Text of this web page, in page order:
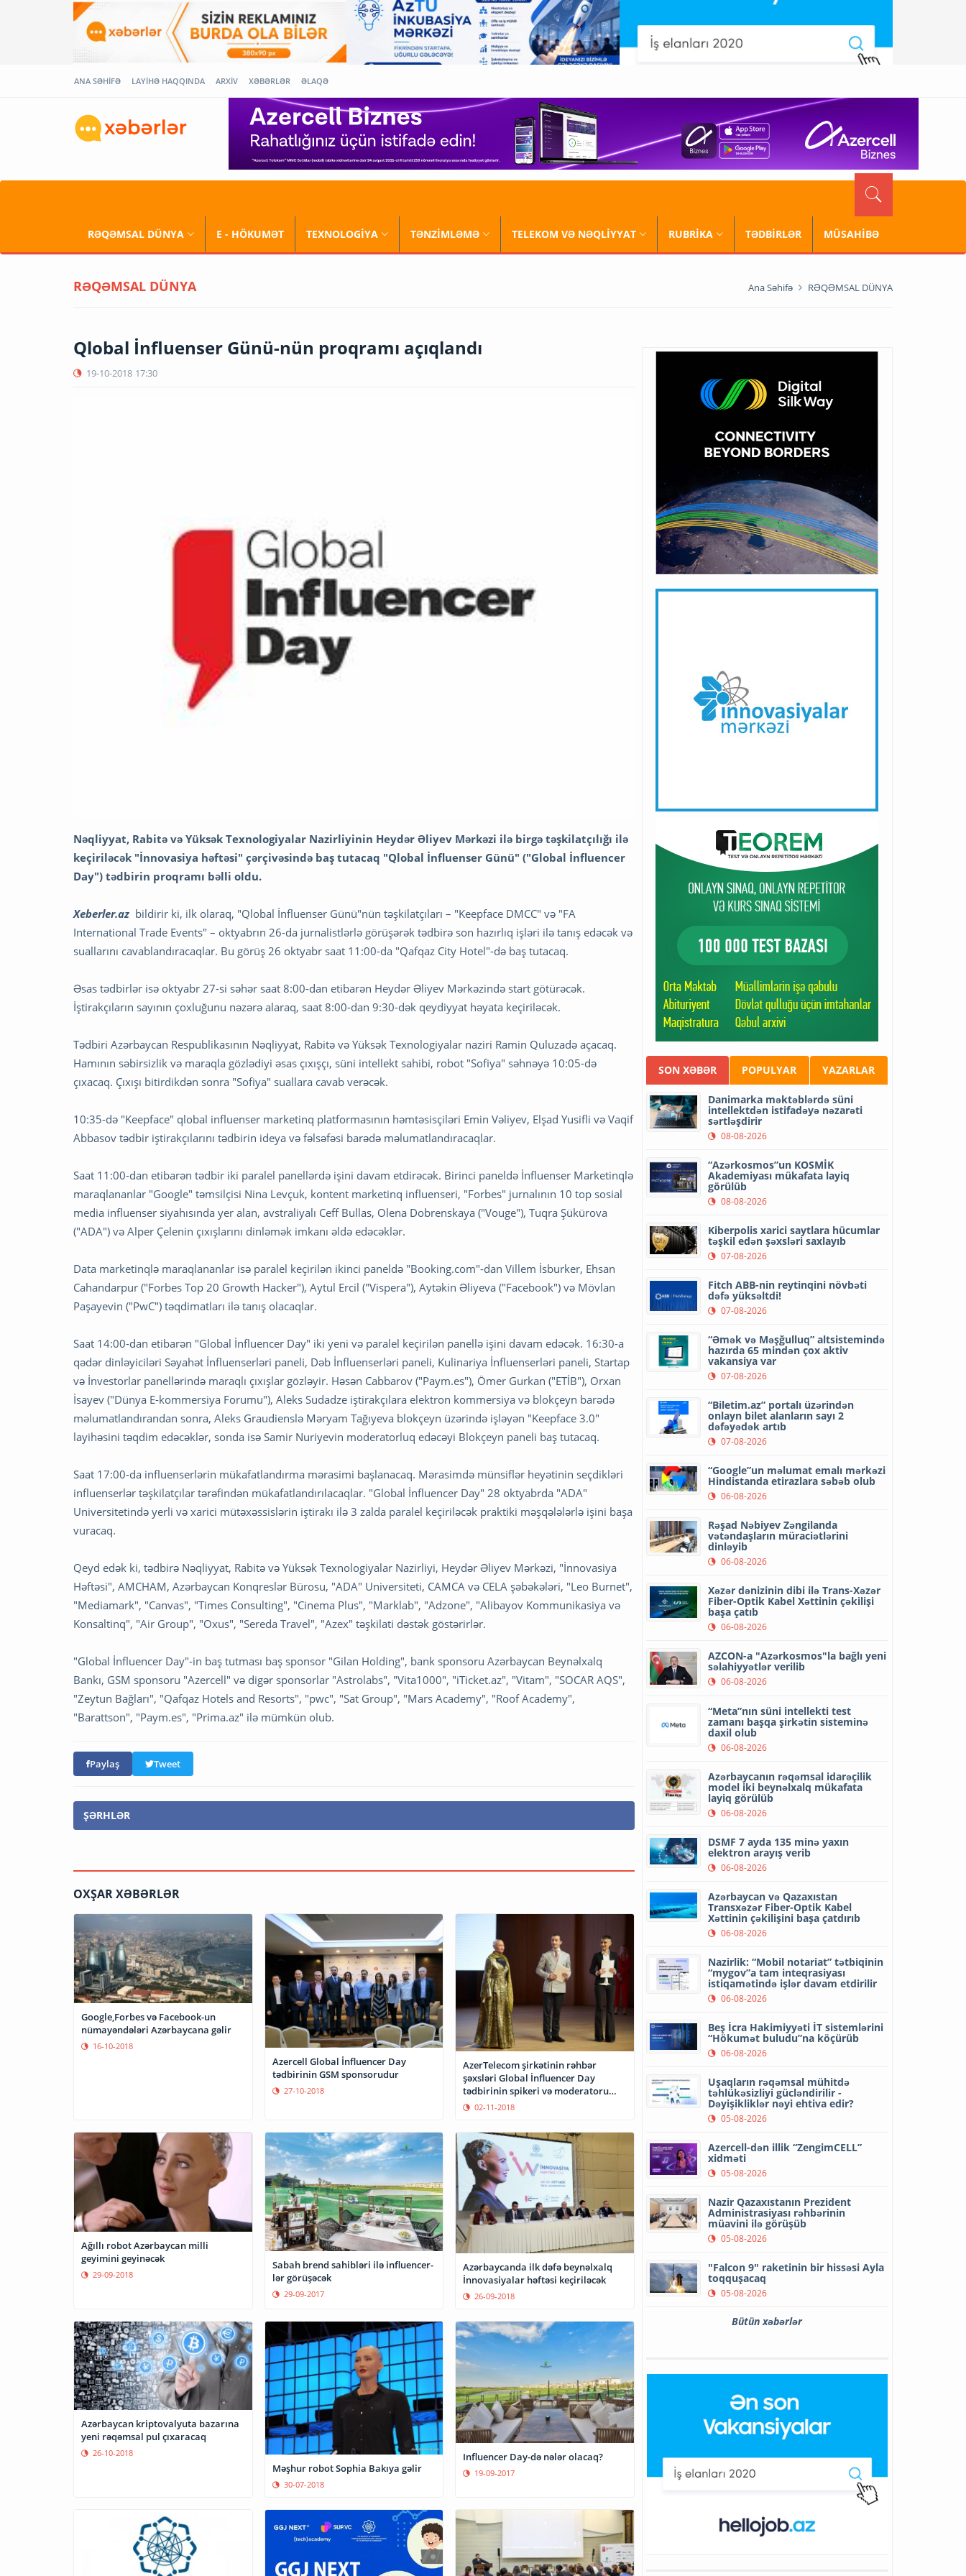
ANA SƏHİFƏ LAYİHƏ HAQQINDA ARXİV XƏBƏRLƏR ƏLAQƏ
RƏQƏMSAL DÜNYA E - HÖKUMƏT TEXNOLOGİYA TƏNZİMLƏMƏ TELEKOM VƏ NƏQLİYYAT RUBRİKA TƏDBİRLƏR MÜSAHİBƏ
RƏQƏMSAL DÜNYA Ana Səhifə RƏQƏMSAL DÜNYA
Qlobal İnfluenser Günü-nün proqramı açıqlandı
19-10-2018 17:30
Nəqliyyat, Rabitə və Yüksək Texnologiyalar Nazirliyinin Heydər Əliyev Mərkəzi ilə birgə təşkilatçılığı ilə
keçiriləcək "İnnovasiya həftəsi" çərçivəsində baş tutacaq "Qlobal İnfluenser Günü" ("Global İnfluencer
Day") tədbirin proqramı bəlli oldu.
Xeberler.az bildirir ki, ilk olaraq, "Qlobal İnfluenser Günü"nün təşkilatçıları – "Keepface DMCC" və "FA
International Trade Events" – oktyabrın 26-da jurnalistlərlə görüşərək tədbirə son hazırlıq işləri ilə tanış edəcək və
suallarını cavablandıracaqlar. Bu görüş 26 oktyabr saat 11:00-da "Qafqaz City Hotel"-də baş tutacaq.
Əsas tədbirlər isə oktyabr 27-si səhər saat 8:00-dan etibarən Heydər Əliyev Mərkəzində start götürəcək.
İştirakçıların sayının çoxluğunu nəzərə alaraq, saat 8:00-dan 9:30-dək qeydiyyat həyata keçiriləcək.
Tədbiri Azərbaycan Respublikasının Nəqliyyat, Rabitə və Yüksək Texnologiyalar naziri Ramin Quluzadə açacaq.
Hamının səbirsizlik və maraqla gözlədiyi əsas çıxışçı, süni intellekt sahibi, robot "Sofiya" səhnəyə 10:05-də
çıxacaq. Çıxışı bitirdikdən sonra "Sofiya" suallara cavab verəcək.
10:35-də "Keepface" qlobal influenser marketinq platformasının həmtəsisçiləri Emin Vəliyev, Elşad Yusifli və Vaqif
Abbasov tədbir iştirakçılarını tədbirin ideya və fəlsəfəsi barədə məlumatlandıracaqlar.
Saat 11:00-dan etibarən tədbir iki paralel panellərdə işini davam etdirəcək. Birinci paneldə İnfluenser Marketinqlə
maraqlananlar "Google" təmsilçisi Nina Levçuk, kontent marketinq influenseri, "Forbes" jurnalının 10 top sosial
media influenser siyahısında yer alan, avstraliyalı Ceff Bullas, Olena Dobrenskaya ("Vouge"), Tuqra Şükürova
("ADA") və Alper Çelenin çıxışlarını dinləmək imkanı əldə edəcəklər.
Data marketinqlə maraqlananlar isə paralel keçirilən ikinci paneldə "Booking.com"-dan Villem İsburker, Ehsan
Cahandarpur ("Forbes Top 20 Growth Hacker"), Aytul Ercil ("Vispera"), Aytəkin Əliyeva ("Facebook") və Mövlan
Paşayevin ("PwC") təqdimatları ilə tanış olacaqlar.
Saat 14:00-dan etibarən "Global İnfluencer Day" iki yeni və paralel keçirilən panellə işini davam edəcək. 16:30-a
qədər dinləyiciləri Səyahət İnfluenserləri paneli, Dəb İnfluenserləri paneli, Kulinariya İnfluenserləri paneli, Startap
və İnvestorlar panellərində maraqlı çıxışlar gözləyir. Həsən Cabbarov ("Paym.es"), Ömer Gurkan ("ETİB"), Orxan
İsayev ("Dünya E-kommersiya Forumu"), Aleks Sudadze iştirakçılara elektron kommersiya və blokçeyn barədə
məlumatlandırandan sonra, Aleks Graudienslə Məryam Tağıyeva blokçeyn üzərində işləyən "Keepface 3.0"
layihəsini təqdim edəcəklər, sonda isə Samir Nuriyevin moderatorluq edəcəyi Blokçeyn paneli baş tutacaq.
Saat 17:00-da influenserlərin mükafatlandırma mərasimi başlanacaq. Mərasimdə münsiflər heyətinin seçdikləri
influenserlər təşkilatçılar tərəfindən mükafatlandırılacaqlar. "Global İnfluencer Day" 28 oktyabrda "ADA"
Universitetində yerli və xarici mütəxəssislərin iştirakı ilə 3 zalda paralel keçiriləcək praktiki məşqələlərlə işini başa
vuracaq.
Qeyd edək ki, tədbirə Nəqliyyat, Rabitə və Yüksək Texnologiyalar Nazirliyi, Heydər Əliyev Mərkəzi, "İnnovasiya
Həftəsi", AMCHAM, Azərbaycan Konqreslər Bürosu, "ADA" Universiteti, CAMCA və CELA şəbəkələri, "Leo Burnet",
"Mediamark", "Canvas", "Times Consulting", "Cinema Plus", "Marklab", "Adzone", "Alibayov Kommunikasiya və
Konsaltinq", "Air Group", "Oxus", "Sereda Travel", "Azex" təşkilati dəstək göstərirlər.
"Global İnfluencer Day"-in baş tutması baş sponsor "Gilan Holding", bank sponsoru Azərbaycan Beynəlxalq
Bankı, GSM sponsoru "Azercell" və digər sponsorlar "Astrolabs", "Vita1000", "iTicket.az", "Vitam", "SOCAR AQS",
"Zeytun Bağları", "Qafqaz Hotels and Resorts", "pwc", "Sat Group", "Mars Academy", "Roof Academy",
"Barattson", "Paym.es", "Prima.az" ilə mümkün olub.
Paylaş Tweet
ŞƏRHLƏR
OXŞAR XƏBƏRLƏR
Google,Forbes və Facebook-un
nümayəndələri Azərbaycana gəlir
16-10-2018
Azercell Global İnfluencer Day
tədbirinin GSM sponsorudur
27-10-2018
AzerTelecom şirkətinin rəhbər
şəxsləri Global İnfluencer Day
tədbirinin spikeri və moderatoru
olub02-11-2018
Ağıllı robot Azərbaycan milli
geyimini geyinəcək
29-09-2018
Sabah brend sahibləri ilə influencer-
lər görüşəcək
29-09-2017
Azərbaycanda ilk dəfə beynəlxalq
İnnovasiyalar həftəsi keçiriləcək
26-09-2018
Azərbaycan kriptovalyuta bazarına
yeni rəqəmsal pul çıxaracaq
26-10-2018
Məşhur robot Sophia Bakıya gəlir
30-07-2018
Influencer Day-də nələr olacaq?
19-09-2017
SON XƏBƏR POPULYAR YAZARLAR
Danimarka məktəblərdə süni
intellektdən istifadəyə nəzarəti
sərtləşdirir
08-08-2026
“Azərkosmos”un KOSMİK
Akademiyası mükafata layiq
görülüb
08-08-2026
Kiberpolis xarici saytlara hücumlar
təşkil edən şəxsləri saxlayıb
07-08-2026
Fitch ABB-nin reytinqini növbəti
dəfə yüksəltdi!
07-08-2026
“Əmək və Məşğulluq” altsistemində
hazırda 65 mindən çox aktiv
vakansiya var
07-08-2026
“Biletim.az” portalı üzərindən
onlayn bilet alanların sayı 2
dəfəyədək artıb
07-08-2026
“Google”un məlumat emalı mərkəzi
Hindistanda etirazlara səbəb olub
06-08-2026
Rəşad Nəbiyev Zəngilanda
vətəndaşların müraciətlərini
dinləyib
06-08-2026
Xəzər dənizinin dibi ilə Trans-Xəzər
Fiber-Optik Kabel Xəttinin çəkilişi
başa çatıb
06-08-2026
AZCON-a "Azərkosmos"la bağlı yeni
səlahiyyətlər verilib
06-08-2026
“Meta”nın süni intellekti test
zamanı başqa şirkətin sisteminə
daxil olub
06-08-2026
Azərbaycanın rəqəmsal idarəçilik
model iki beynəlxalq mükafata
layiq görülüb
06-08-2026
DSMF 7 ayda 135 minə yaxın
elektron arayış verib
06-08-2026
Azərbaycan və Qazaxıstan
Transxəzər Fiber-Optik Kabel
Xəttinin çəkilişini başa çatdırıb
06-08-2026
Nazirlik: “Mobil notariat” tətbiqinin
“mygov”a tam inteqrasiyası
istiqamətində işlər davam etdirilir
06-08-2026
Beş İcra Hakimiyyəti İT sistemlərini
“Hökumət buludu”na köçürüb
06-08-2026
Uşaqların rəqəmsal mühitdə
təhlükəsizliyi gücləndirilir -
Dəyişikliklər nəyi ehtiva edir?
05-08-2026
Azercell-dən illik “ZengimCELL”
xidməti
05-08-2026
Nazir Qazaxıstanın Prezident
Administrasiyası rəhbərinin
müavini ilə görüşüb
05-08-2026
"Falcon 9" raketinin bir hissəsi Ayla
toqquşacaq
05-08-2026
Bütün xəbərlər